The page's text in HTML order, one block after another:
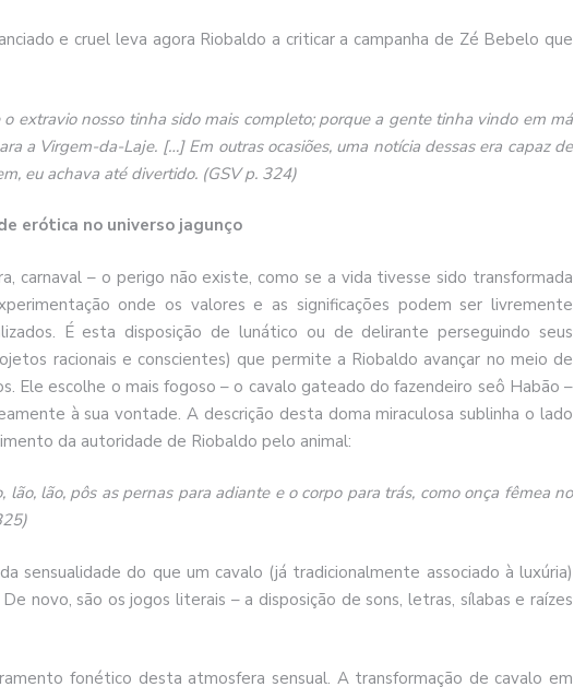
e cruel leva agora Riobaldo a criticar a campanha de Zé Bebelo que
extravio nosso tinha sido mais completo; porque a gente tinha vindo em má
a Virgem-da-Laje. […] Em outras ocasiões, uma notícia dessas era capaz de
eu achava até divertido. (GSV p. 324)
erótica no universo jagunço
carnaval – o perigo não existe, como se a vida tivesse sido transformada
onde os valores e as significações podem ser livremente
É esta disposição de lunático ou de delirante perseguindo seus
racionais e conscientes) que permite a Riobaldo avançar no meio de
Ele escolhe o mais fogoso – o cavalo gateado do fazendeiro seô Habão –
à sua vontade. A descrição desta doma miraculosa sublinha o lado
da autoridade de Riobaldo pelo animal:
lão, lão, pôs as pernas para adiante e o corpo para trás, como onça fêmea no
sensualidade do que um cavalo (já tradicionalmente associado à luxúria)
novo, são os jogos literais – a disposição de sons, letras, sílabas e raízes
fonético desta atmosfera sensual. A transformação de cavalo em